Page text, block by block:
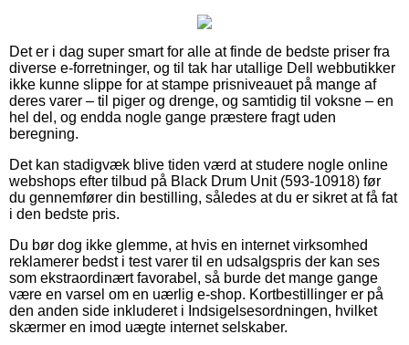
Det er i dag super smart for alle at finde de bedste priser fra
diverse e-forretninger, og til tak har utallige Dell webbutikker
ikke kunne slippe for at stampe prisniveauet på mange af
deres varer – til piger og drenge, og samtidig til voksne – en
hel del, og endda nogle gange præstere fragt uden
beregning.
Det kan stadigvæk blive tiden værd at studere nogle online
webshops efter tilbud på Black Drum Unit (593-10918) før
du gennemfører din bestilling, således at du er sikret at få fat
i den bedste pris.
Du bør dog ikke glemme, at hvis en internet virksomhed
reklamerer bedst i test varer til en udsalgspris der kan ses
som ekstraordinært favorabel, så burde det mange gange
være en varsel om en uærlig e-shop. Kortbestillinger er på
den anden side inkluderet i Indsigelsesordningen, hvilket
skærmer en imod uægte internet selskaber.